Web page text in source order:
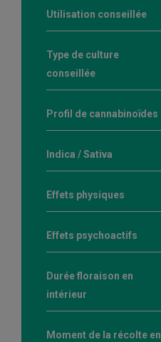
Utilisation conseillée
Type de culture
conseillée
Profil de cannabinoïdes
Indica / Sativa
Effets physiques
Effets psychoactifs
Durée floraison en
intérieur
Moment de la récolte en